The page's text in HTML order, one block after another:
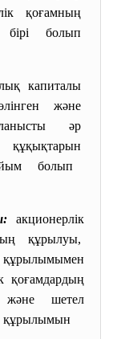
қоғамның
болып
капиталы
және
әр
болып
акционерлік
құрылуы,
құрылымымен
қоғамдардың
және шетел
құрылымын